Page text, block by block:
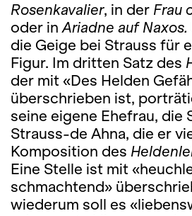
Rosenkavalier, in der Frau
oder in Ariadne auf Naxos.
die Geige bei Strauss für
Figur. Im dritten Satz des
der mit «Des Helden
überschrieben ist,
seine eigene Ehefrau, die
Strauss-de Ahna, die er
Komposition des
Eine Stelle ist mit
schmachtend»
wiederum soll es